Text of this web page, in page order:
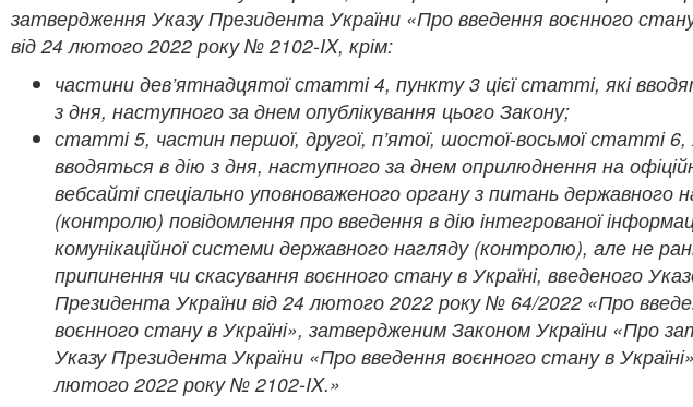
затвердження Указу Президента України «Про введення воєнного стану
від 24 лютого 2022 року № 2102-IX, крім:
частини дев’ятнадцятої статті 4, пункту 3 цієї статті, які
з дня, наступного за днем опублікування цього Закону;
статті 5, частин першої, другої, п’ятої, шостої-восьмої статті 6,
вводяться в дію з дня, наступного за днем оприлюднення на
вебсайті спеціально уповноваженого органу з питань державного
(контролю) повідомлення про введення в дію інтегрованої
комунікаційної системи державного нагляду (контролю), але не
припинення чи скасування воєнного стану в Україні, введеного
Президента України від 24 лютого 2022 року № 64/2022 «Про
воєнного стану в Україні», затвердженим Законом України «Про
Указу Президента України «Про введення воєнного стану в
лютого 2022 року № 2102-IX.»